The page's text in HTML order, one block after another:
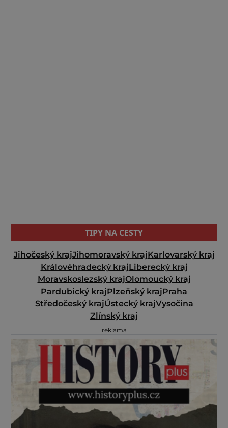
TIPY NA CESTY
Jihočeský krajJihomoravský krajKarlovarský kraj
Královéhradecký krajLiberecký kraj
Moravskoslezský krajOlomoucký kraj
Pardubický krajPlzeňský krajPraha
Středočeský krajÚstecký krajVysočina
Zlínský kraj
reklama